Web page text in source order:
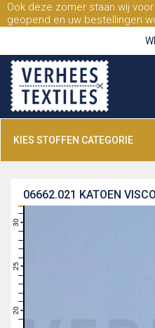
Ook deze zomer staan wij
geopend en uw bestellingen
KIES STOFFEN CATEGORIE
KATOEN
06662.021
21
26